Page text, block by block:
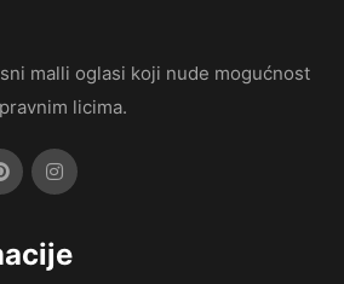
malli oglasi koji nude mogućnost
licima.